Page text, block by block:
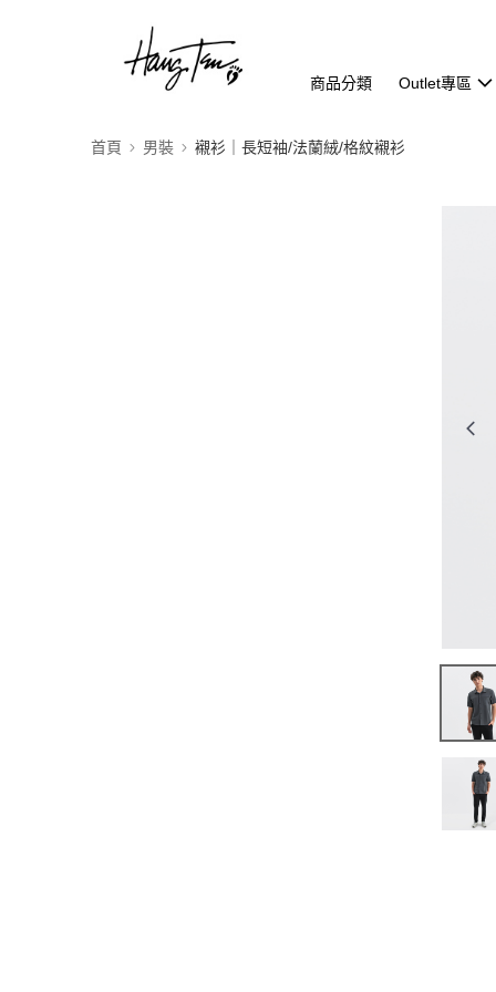
商品分類 Outlet專區
首頁 男裝 襯衫｜長短袖/法蘭絨/格紋襯衫